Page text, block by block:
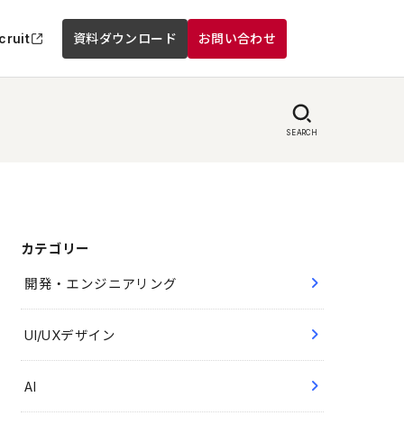
資料ダウンロード お問い合わせ
SEARCH
カテゴリー
開発・エンジニアリング
UI/UXデザイン
AI